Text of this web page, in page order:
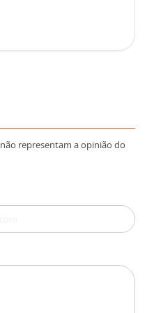
representam a opinião do